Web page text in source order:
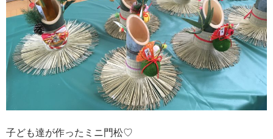
子ども達が作ったミニ門松♡